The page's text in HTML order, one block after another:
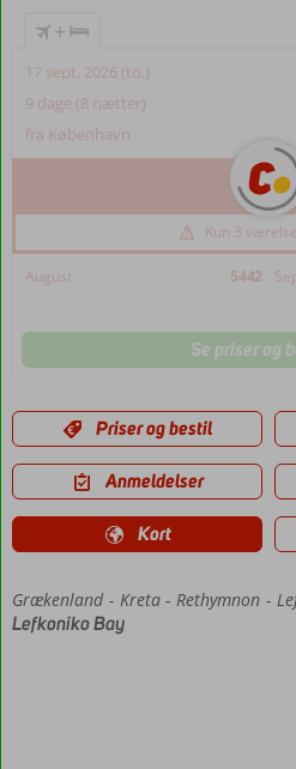
+
17 sept. 2026 (to.)
9 dage (8 nætter)
fra København
Kun 3
August 5442
Se priser og
Priser og bestil
Anmeldelser
Kort
Forside
Grækenland Kreta Rethymnon
Lefkoniko Bay